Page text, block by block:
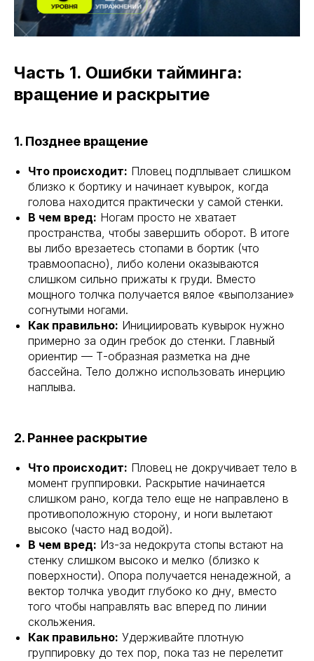
Часть 1. Ошибки тайминга:
вращение и раскрытие
1. Позднее вращение
Что происходит: Пловец подплывает слишком
близко к бортику и начинает кувырок, когда
голова находится практически у самой стенки.
В чем вред: Ногам просто не хватает
пространства, чтобы завершить оборот. В итоге
вы либо врезаетесь стопами в бортик (что
травмоопасно), либо колени оказываются
слишком сильно прижаты к груди. Вместо
мощного толчка получается вялое «выползание»
согнутыми ногами.
Как правильно: Инициировать кувырок нужно
примерно за один гребок до стенки. Главный
ориентир — Т-образная разметка на дне
бассейна. Тело должно использовать инерцию
наплыва.
2. Раннее раскрытие
Что происходит: Пловец не докручивает тело в
момент группировки. Раскрытие начинается
слишком рано, когда тело еще не направлено в
противоположную сторону, и ноги вылетают
высоко (часто над водой).
В чем вред: Из-за недокрута стопы встают на
стенку слишком высоко и мелко (близко к
поверхности). Опора получается ненадежной, а
вектор толчка уводит глубоко ко дну, вместо
того чтобы направлять вас вперед по линии
скольжения.
Как правильно: Удерживайте плотную
группировку до тех пор, пока таз не перелетит